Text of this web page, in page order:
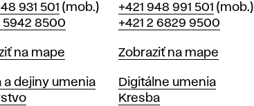
931 501 (mob.)
5942 8500
na mape
a dejiny umenia
Telefón
+421 948 991 501 (mob.)
+421 2 6829 9500
Mapa
Zobraziť na mape
Katedry
Digitálne umenia
Kresba